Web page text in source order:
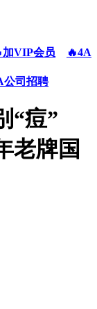
加VIP会员
🔥4A
公司招聘
“痘”
老牌国